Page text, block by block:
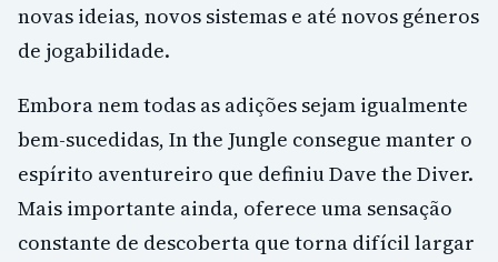
novas ideias, novos sistemas e até novos géneros
de jogabilidade.
Embora nem todas as adições sejam igualmente
bem-sucedidas, In the Jungle consegue manter o
espírito aventureiro que definiu Dave the Diver.
Mais importante ainda, oferece uma sensação
constante de descoberta que torna difícil largar